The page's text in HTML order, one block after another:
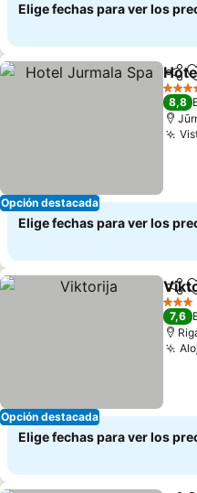
Elige fechas para ver los
Opción destacada
4
8,8
Elige fechas para ver los
Opción destacada
3
7,6
Elige fechas para ver los